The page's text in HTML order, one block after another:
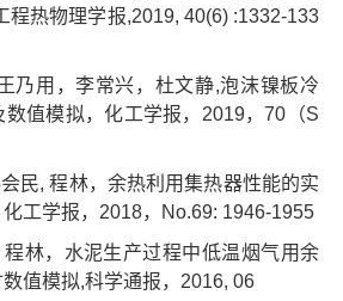
程热物理学报,2019, 40(6) :1332-133
乃用，李常兴，杜文静,泡沫镍板冷
数值模拟，化工学报，2019，70（S
会民, 程林，余热利用集热器性能的实
工学报，2018，No.69: 1946-1955
程林，水泥生产过程中低温烟气用余
值模拟,科学通报，2016, 06